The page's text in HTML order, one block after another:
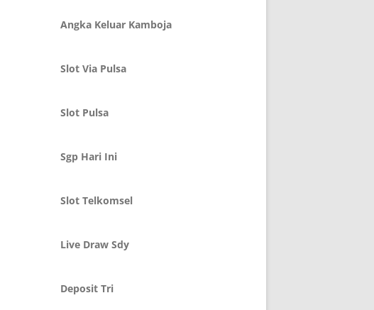
Angka Keluar Kamboja
Slot Via Pulsa
Slot Pulsa
Sgp Hari Ini
Slot Telkomsel
Live Draw Sdy
Deposit Tri